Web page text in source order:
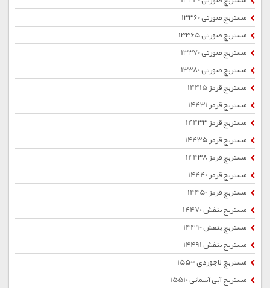
مستربچ صورتی 13360
مستربچ صورتی 13365
مستربچ صورتی 13370
مستربچ صورتی 13380
مستربچ قرمز 14415
مستربچ قرمز 14431
مستربچ قرمز 14433
مستربچ قرمز 14435
مستربچ قرمز 14438
مستربچ قرمز 14440
مستربچ قرمز 14450
مستربچ بنفش 14470
مستربچ بنفش 14490
مستربچ بنفش 14491
مستربچ لاجوردی 15500
مستربچ آبی آسمانی 15510